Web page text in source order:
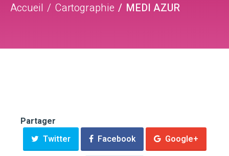
Accueil Cartographie MEDI AZUR
Partager
Twitter
Facebook Google+